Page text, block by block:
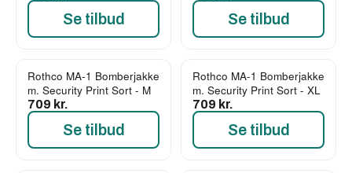
Se tilbud Se tilbud
Rothco MA-1 Bomberjakke
m. Security Print Sort - M
709 kr.
Se tilbud
Rothco MA-1 Bomberjakke
m. Security Print Sort - XL
709 kr.
Se tilbud